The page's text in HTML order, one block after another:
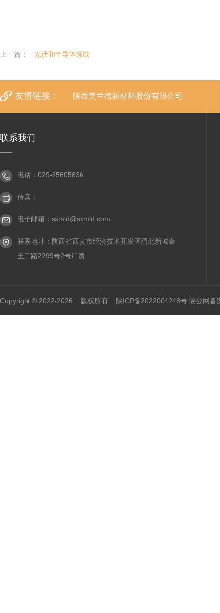
上一篇： 光伏和半导体领域
友情链接： 陕西美兰德新材料股份有限公司
联系我们
电话：029-65605836
传真：
电子邮箱： sxmld@sxmld.com
联系地址：陕西省西安市经济技术开发区渭北新城秦
王二路2299号2号厂房
Copyright © 2022-2026 版权所有 陕ICP备2022004248号 陕公网